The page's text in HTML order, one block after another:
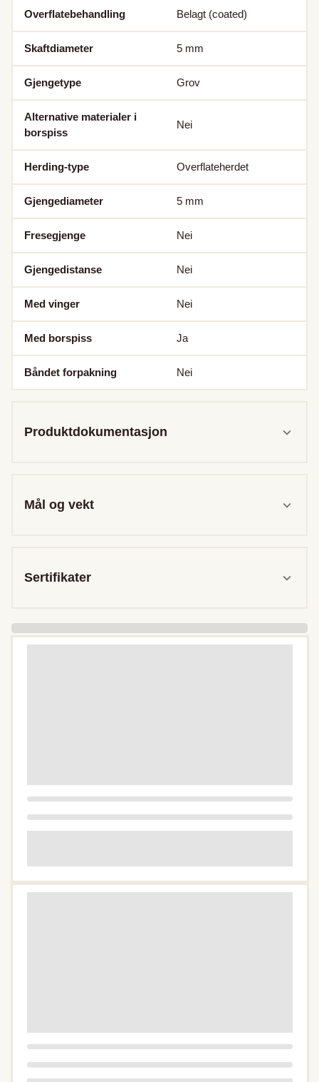
Overflatebehandling Belagt (coated)
Skaftdiameter 5 mm
Gjengetype Grov
Alternative materialer i
borspiss
Nei
Herding-type Overflateherdet
Gjengediameter 5 mm
Fresegjenge Nei
Gjengedistanse Nei
Med vinger Nei
Med borspiss Ja
Båndet forpakning Nei
Produktdokumentasjon
Mål og vekt
Sertifikater